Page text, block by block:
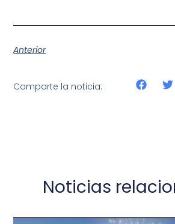
Anterior
Comparte la noticia:
Noticias